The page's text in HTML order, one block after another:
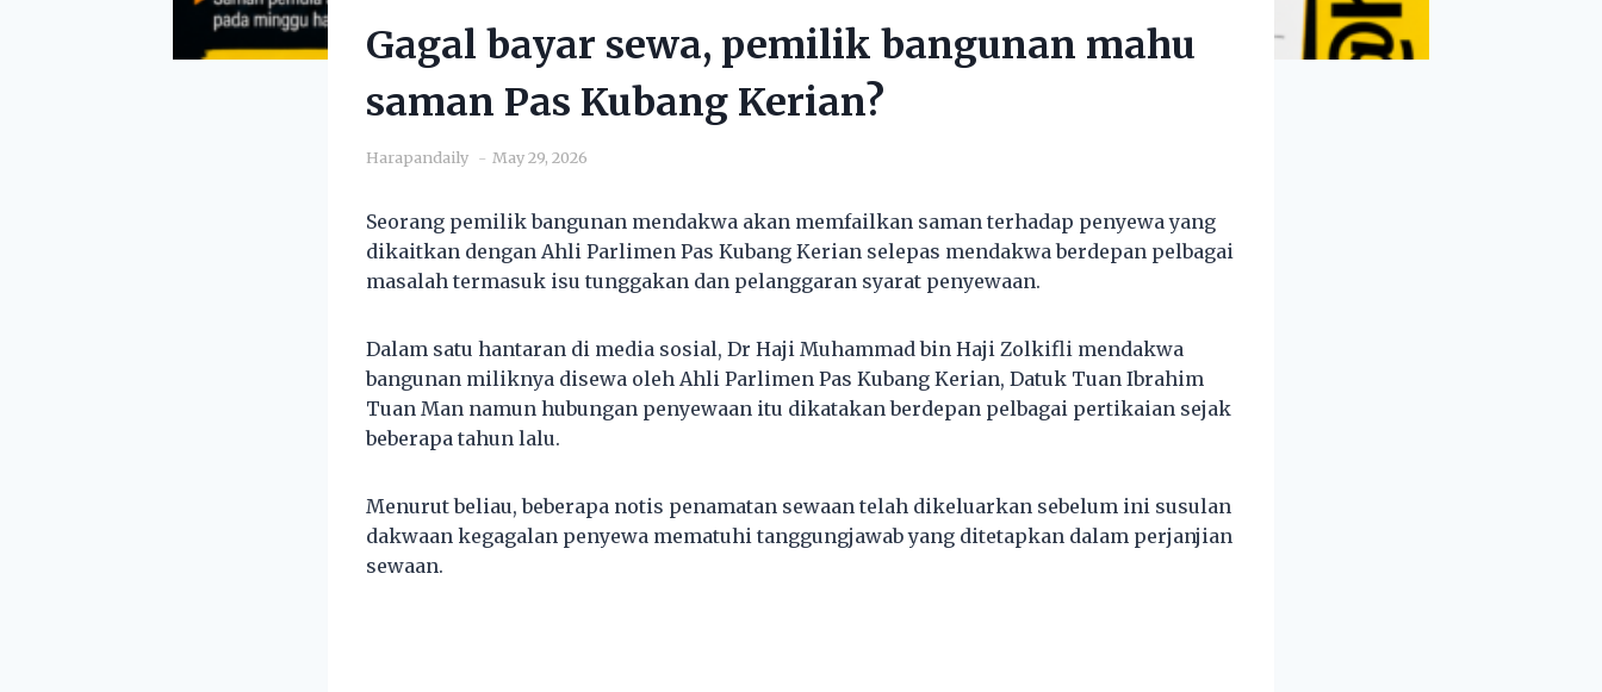
Gagal bayar sewa, pemilik bangunan mahu
saman Pas Kubang Kerian?
Harapandaily May 29, 2026
Seorang pemilik bangunan mendakwa akan memfailkan saman terhadap penyewa yang
dikaitkan dengan Ahli Parlimen Pas Kubang Kerian selepas mendakwa berdepan pelbagai
masalah termasuk isu tunggakan dan pelanggaran syarat penyewaan.
Dalam satu hantaran di media sosial, Dr Haji Muhammad bin Haji Zolkifli mendakwa
bangunan miliknya disewa oleh Ahli Parlimen Pas Kubang Kerian, Datuk Tuan Ibrahim
Tuan Man namun hubungan penyewaan itu dikatakan berdepan pelbagai pertikaian sejak
beberapa tahun lalu.
Menurut beliau, beberapa notis penamatan sewaan telah dikeluarkan sebelum ini susulan
dakwaan kegagalan penyewa mematuhi tanggungjawab yang ditetapkan dalam perjanjian
sewaan.